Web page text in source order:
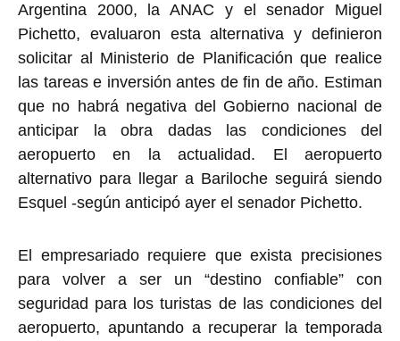
Argentina 2000, la ANAC y el senador Miguel
Pichetto, evaluaron esta alternativa y definieron
solicitar al Ministerio de Planificación que realice
las tareas e inversión antes de fin de año. Estiman
que no habrá negativa del Gobierno nacional de
anticipar la obra dadas las condiciones del
aeropuerto en la actualidad. El aeropuerto
alternativo para llegar a Bariloche seguirá siendo
Esquel -según anticipó ayer el senador Pichetto.
El empresariado requiere que exista precisiones
para volver a ser un “destino confiable” con
seguridad para los turistas de las condiciones del
aeropuerto, apuntando a recuperar la temporada